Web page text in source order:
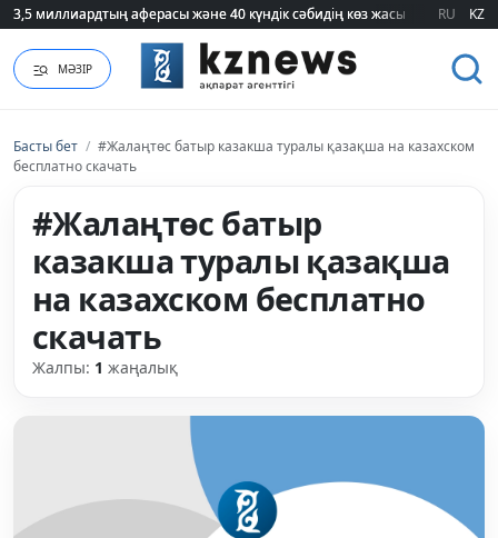
3,5 миллиардтың аферасы және 40 күндік сәбидің көз жасы:
3,5 миллиардтың аферасы және 40 күндік сәбидің көз жасы: RU KZ
МӘЗІР
Басты бет / #Жалаңтөс батыр казакша туралы қазақша на казахском
бесплатно скачать
#Жалаңтөс батыр
казакша туралы қазақша
на казахском бесплатно
скачать
Жалпы: 1 жаңалық